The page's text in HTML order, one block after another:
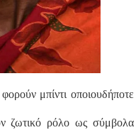
μπίντι οποιουδήποτε
ζωτικό ρόλο ως σύμβολα